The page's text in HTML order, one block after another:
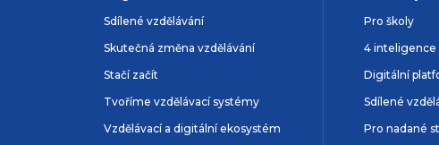
Sdílené vzdělávání
Skutečná změna vzdělávání
Stačí začít
Tvoříme vzdělávací systémy
Vzdělávací a digitální ekosystém
Pro školy
4 inteligence
Digitální
Sdílené
Pro nadané